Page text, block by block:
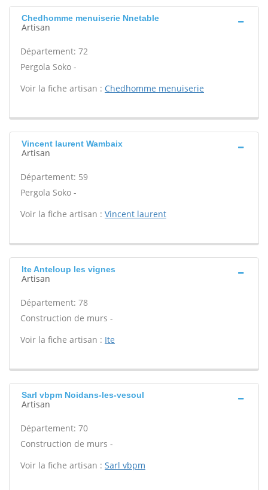
Chedhomme menuiserie Nnetable
Artisan
Département: 72
Pergola Soko -
Voir la fiche artisan : Chedhomme menuiserie
Vincent laurent Wambaix
Artisan
Département: 59
Pergola Soko -
Voir la fiche artisan : Vincent laurent
Ite Anteloup les vignes
Artisan
Département: 78
Construction de murs -
Voir la fiche artisan : Ite
Sarl vbpm Noidans-les-vesoul
Artisan
Département: 70
Construction de murs -
Voir la fiche artisan : Sarl vbpm